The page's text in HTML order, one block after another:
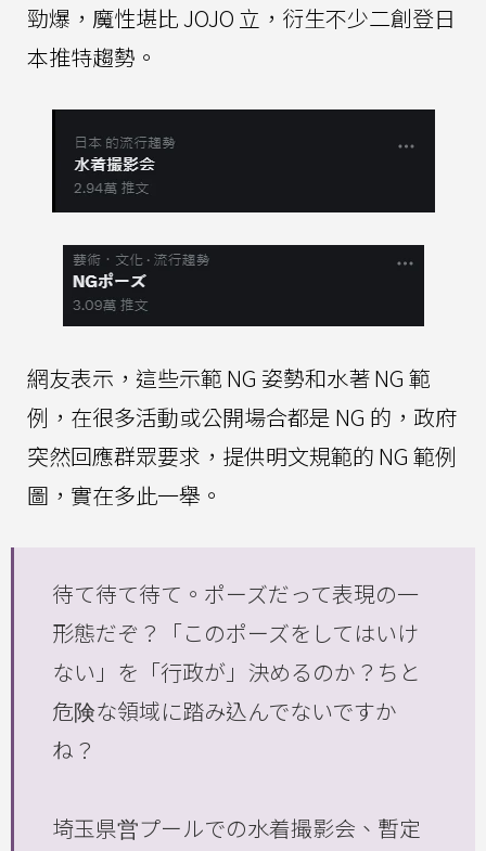
勁爆，魔性堪比 JOJO 立，衍生不少二創登日
本推特趨勢。
網友表示，這些示範 NG 姿勢和水著 NG 範
例，在很多活動或公開場合都是 NG 的，政府
突然回應群眾要求，提供明文規範的 NG 範例
圖，實在多此一舉。
待て待て待て。ポーズだって表現の一
形態だぞ？「このポーズをしてはいけ
ない」を「行政が」決めるのか？ちと
危険な領域に踏み込んでないですか
ね？
埼玉県営プールでの水着撮影会、暫定